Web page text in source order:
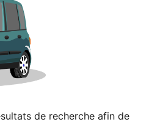
de recherche afin de